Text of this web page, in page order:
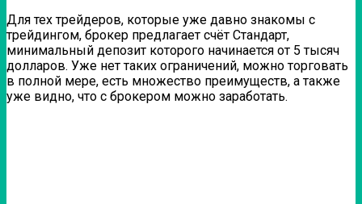
Для тех трейдеров, которые уже давно знакомы с
трейдингом, брокер предлагает счёт Стандарт,
минимальный депозит которого начинается от 5 тысяч
долларов. Уже нет таких ограничений, можно торговать
в полной мере, есть множество преимуществ, а также
уже видно, что с брокером можно заработать.